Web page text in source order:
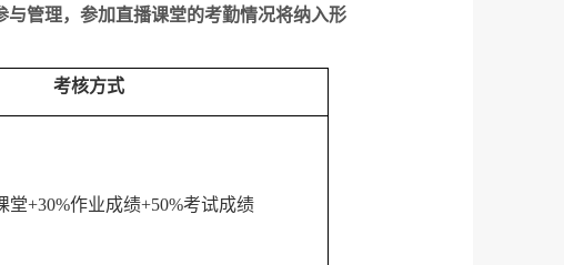
管理，参加直播课堂的考勤情况将纳入形
考核方式
堂+30%作业成绩+50%考试成绩